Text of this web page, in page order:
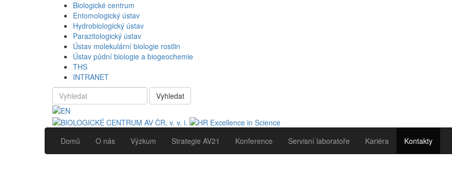
Biologické centrum
Entomologický ústav
Hydrobiologický ústav
Parazitologický ústav
Ústav molekulární biologie rostlin
Ústav půdní biologie a biogeochemie
THS
INTRANET
Vyhledat
Domů O nás Výzkum Strategie AV21 Konference Servisní laboratoře Kariéra Kontakty